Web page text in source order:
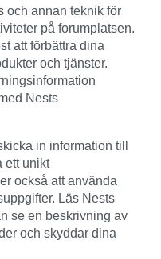
och annan teknik för
på forumplatsen.
att förbättra dina
och tjänster.
Nests
in information till
ett unikt
också att använda
Läs Nests
se en beskrivning av
och skyddar dina